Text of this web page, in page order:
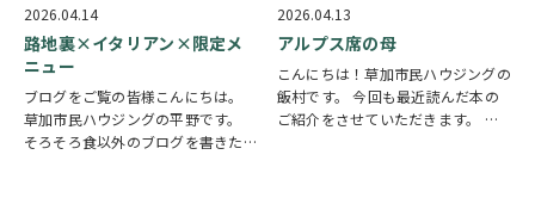
決断できるかどうか」が何より大切
だということです。 表彰されてい
る営業の方々は、特…
さんでも買えますよ」と教えていた
だいたのですが、正直なところ「本
当に？」と半信…
2026.04.14
路地裏×イタリアン×限定メ
ニュー
ブログをご覧の皆様こんにちは。
草加市民ハウジングの平野です。
そろそろ食以外のブログを書きたい
2026.04.13
アルプス席の母
こんにちは！草加市民ハウジングの
飯村です。 今回も最近読んだ本の
ご紹介をさせていただきます。 早